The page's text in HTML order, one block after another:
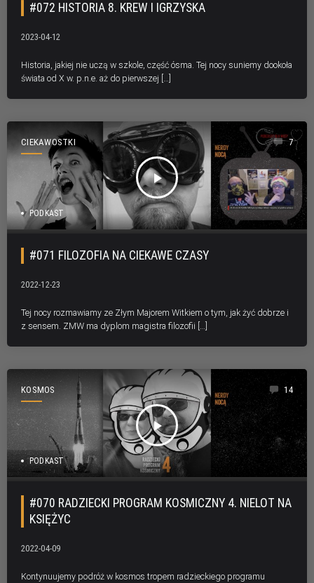
#072 HISTORIA 8. KREW I IGRZYSKA
2023-04-12
Historia, jakiej nie uczą w szkole, część ósma. Tej nocy suniemy dookoła
świata od X w. p.n.e. aż do pierwszej […]
CIEKAWOSTKI
play_arrow
7
PODKAST
#071 FILOZOFIA NA CIEKAWE CZASY
2022-12-23
Tej nocy rozmawiamy ze Złym Majorem Witkiem o tym, jak żyć dobrze i
z sensem. ZMW ma dyplom magistra filozofii […]
KOSMOS
play_arrow
14
PODKAST
#070 RADZIECKI PROGRAM KOSMICZNY 4. NIELOT NA
KSIĘŻYC
2022-04-09
Kontynuujemy podróż w kosmos tropem radzieckiego programu